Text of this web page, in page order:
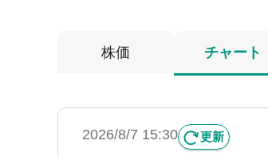
株価 チャート
2026/8/7 15:30 更新